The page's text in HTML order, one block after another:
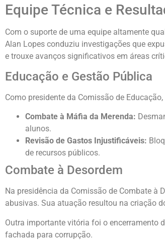
Equipe Técnica e
Com o suporte de uma equipe altamente
Alan Lopes conduziu investigações que
e trouxe avanços significativos em áreas
Educação e Gestão Pública
Como presidente da Comissão de
Combate à Máfia da Merenda:
alunos.
Revisão de Gastos Injustificáveis:
de recursos públicos.
Combate à Desordem
Na presidência da Comissão de Combate à
abusivas. Sua atuação resultou na criação
Outra importante vitória foi o encerramento
fachada para corrupção.